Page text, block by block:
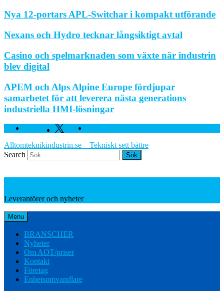
Nya 12-portars APL-Switchar i kompakt utförande
Nexans och Hydro tecknar långsiktigt avtal
Casino och spelmarknaden som växte när industrin
blev digital
APEM och Alps Alpine Europe fördjupar
samarbetet för att leverera nästa generations
industriella HMI-lösningar
Facebook Twitter
Alltomteknikindustrin.se – Tekniskt sett bättre
Search
Leverantörer och nyheter
Menu
BRANSCHER
Nyheter
Om AOT/priser
Kontakt
Företag
Enhetsomvandlare